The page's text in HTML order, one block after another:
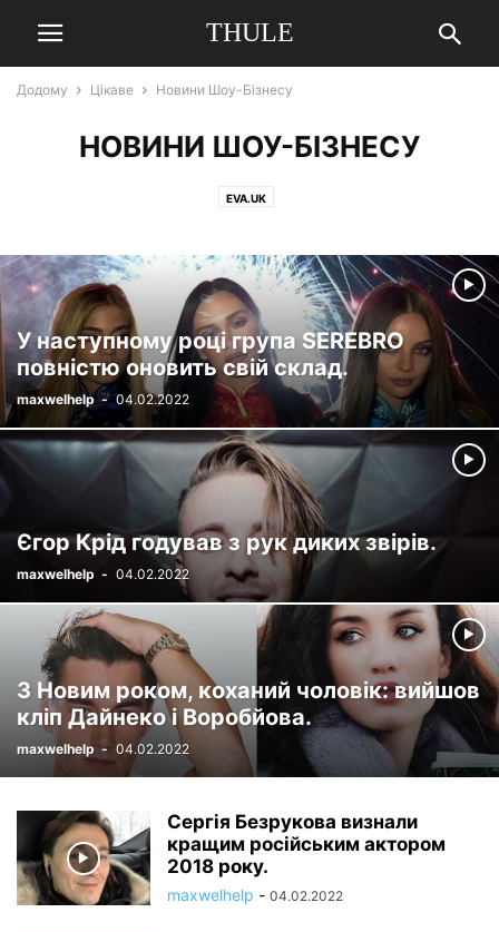
THULE
Додому Цікаве Новини Шоу-Бізнесу
НОВИНИ ШОУ-БІЗНЕСУ
EVA.UK
У наступному році група SEREBRO
повністю оновить свій склад.
maxwelhelp - 04.02.2022
Єгор Крід годував з рук диких звірів.
maxwelhelp - 04.02.2022
З Новим роком, коханий чоловік: вийшов
кліп Дайнеко і Воробйова.
maxwelhelp - 04.02.2022
Сергія Безрукова визнали
кращим російським актором
2018 року.
maxwelhelp - 04.02.2022